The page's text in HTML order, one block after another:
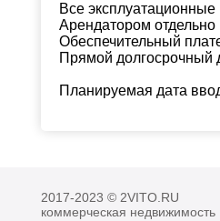
Все
Арендатором отдельно
Обеспечительный
Прямой долгосрочный
Планируемая дата
2017-2023 © 2VITO.RU
коммерческая недвижимость